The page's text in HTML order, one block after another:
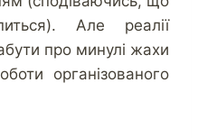
Але реалії
про минулі жахи
організованого